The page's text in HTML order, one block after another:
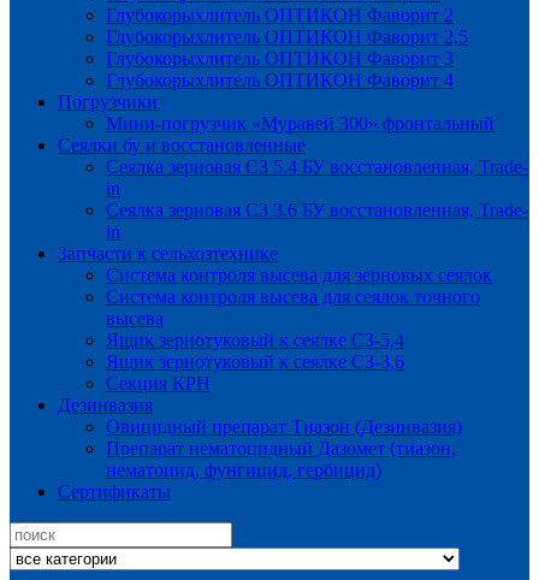
Глубокорыхлитель ОПТИКОН Фаворит 2
Глубокорыхлитель ОПТИКОН Фаворит 2,5
Глубокорыхлитель ОПТИКОН Фаворит 3
Глубокорыхлитель ОПТИКОН Фаворит 4
Погрузчики
Мини-погрузчик «Муравей 300» фронтальный
Сеялки бу и восстановленные
Сеялка зерновая СЗ 5.4 БУ восстановленная, Trade-
in
Сеялка зерновая СЗ 3.6 БУ восстановленная, Trade-
in
Запчасти к сельхозтехнике
Система контроля высева для зерновых сеялок
Система контроля высева для сеялок точного
высева
Ящик зернотуковый к сеялке СЗ-5,4
Ящик зернотуковый к сеялке СЗ-3,6
Секция КРН
Дезинвазия
Овицидный препарат Тиазон (Дезинвазия)
Препарат нематоцидный Дазомет (тиазон,
нематоцид, фунгицид, гербицид)
Сертификаты
Search
for: